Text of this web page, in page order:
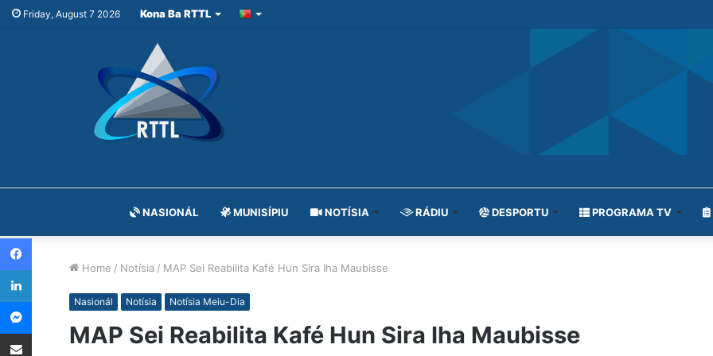
Friday, August 7 2026 Kona Ba RTTL
NASIONÁL MUNISÍPIU NOTÍSIA RÁDIU DESPORTU PROGRAMA TV
Home / Notísia / MAP Sei Reabilita Kafé Hun Sira Iha Maubisse
Nasionál Notísia Notísia Meiu-Dia
MAP Sei Reabilita Kafé Hun Sira Iha Maubisse
Facebook
LinkedIn
Messenger